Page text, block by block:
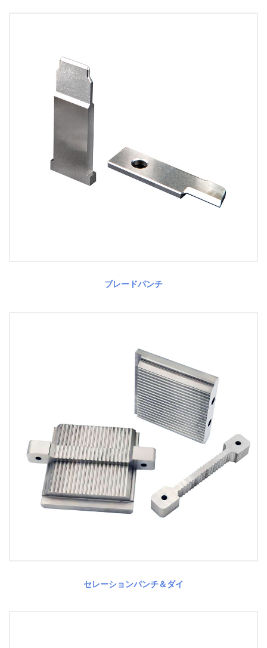
ブレードパンチ
セレーションパンチ＆ダイ